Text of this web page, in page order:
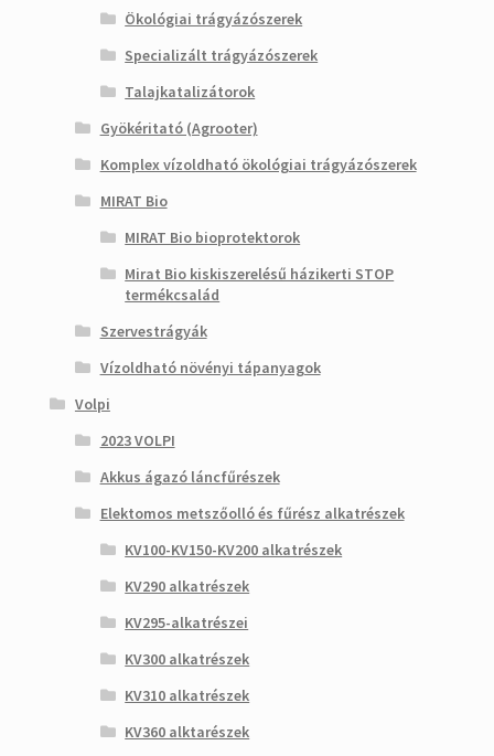
Ökológiai trágyázószerek
Specializált trágyázószerek
Talajkatalizátorok
Gyökéritató (Agrooter)
Komplex vízoldható ökológiai trágyázószerek
MIRAT Bio
MIRAT Bio bioprotektorok
Mirat Bio kiskiszerelésű házikerti STOP
termékcsalád
Szervestrágyák
Vízoldható növényi tápanyagok
Volpi
2023 VOLPI
Akkus ágazó láncfűrészek
Elektomos metszőolló és fűrész alkatrészek
KV100-KV150-KV200 alkatrészek
KV290 alkatrészek
KV295-alkatrészei
KV300 alkatrészek
KV310 alkatrészek
KV360 alktarészek